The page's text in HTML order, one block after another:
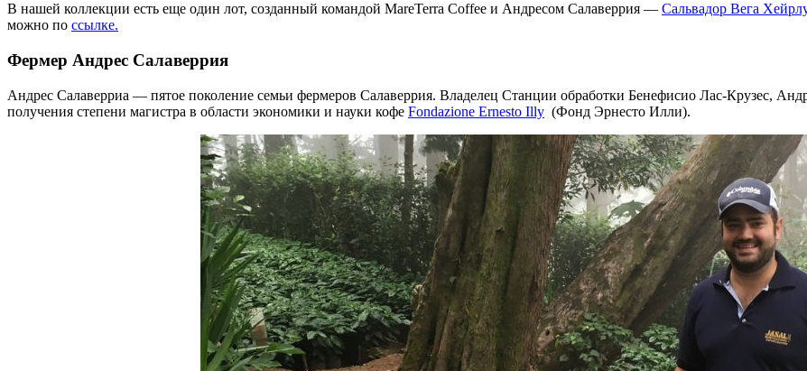
В нашей коллекции есть еще один лот, созданный командой MareTerra Coffee и Андресом Салаверрия — Сальвадор Вега
можно по ссылке.
Фермер Андрес Салаверрия
Андрес Салаверриа — пятое поколение семьи фермеров Салаверрия. Владелец Станции обработки Бенефисио Лас-Крузес,
получения степени магистра в области экономики и науки кофе Fondazione Ernesto Illy (Фонд Эрнесто Илли).